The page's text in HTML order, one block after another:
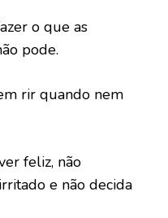
o que as
pode.
rir quando nem
feliz, não
e não decida